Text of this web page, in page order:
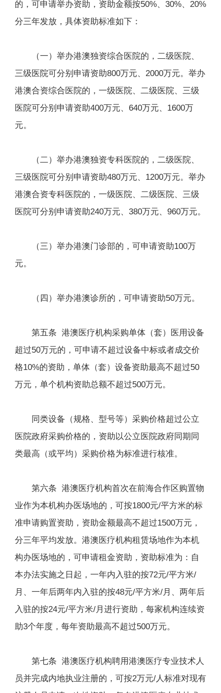
的，可申请举办资助，资助金额按50%、30%、20%
分三年发放，具体资助标准如下：
（一）举办港澳独资综合医院的，二级医院、
三级医院可分别申请资助800万元、2000万元。举办
港澳合资综合医院的，一级医院、二级医院、三级
医院可分别申请资助400万元、640万元、1600万
元。
（二）举办港澳独资专科医院的，二级医院、
三级医院可分别申请资助480万元、1200万元。举办
港澳合资专科医院的，一级医院、二级医院、三级
医院可分别申请资助240万元、380万元、960万元。
（三）举办港澳门诊部的，可申请资助100万
元。
（四）举办港澳诊所的，可申请资助50万元。
第五条 港澳医疗机构采购单体（套）医用设备
超过50万元的，可申请不超过设备中标或者成交价
格10%的资助，单体（套）设备资助最高不超过50
万元，单个机构资助总额不超过500万元。
同类设备（规格、型号等）采购价格超过公立
医院政府采购价格的，资助以公立医院政府同期同
类最高（或平均）采购价格为标准进行核准。
第六条 港澳医疗机构首次在前海合作区购置物
业作为本机构办医场地的，可按1800元/平方米的标
准申请购置资助，资助金额最高不超过1500万元，
分三年平均发放。港澳医疗机构租赁场地作为本机
构办医场地的，可申请租金资助，资助标准为：自
本办法实施之日起，一年内入驻的按72元/平方米/
月、一年后两年内入驻的按48元/平方米/月、两年后
入驻的按24元/平方米/月进行资助，每家机构连续资
助3个年度，每年资助最高不超过500万元。
第七条 港澳医疗机构聘用港澳医疗专业技术人
员并完成内地执业注册的，可按2万元/人标准对现有